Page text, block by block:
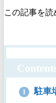
この記事を
1 駐車